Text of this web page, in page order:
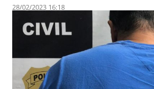
28/02/2023 16:18